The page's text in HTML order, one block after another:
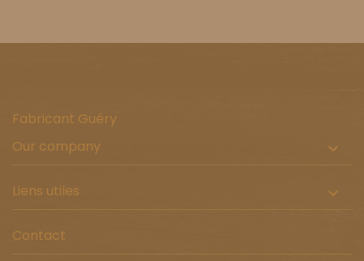
Fabricant Guéry
Our company

Liens utiles 
Contact